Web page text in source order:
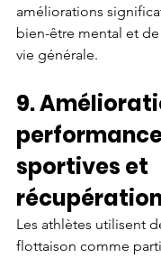
améliorations
bien-être mental et
vie générale.
9.
sportives et
Les athlètes utilisent
flottaison comme